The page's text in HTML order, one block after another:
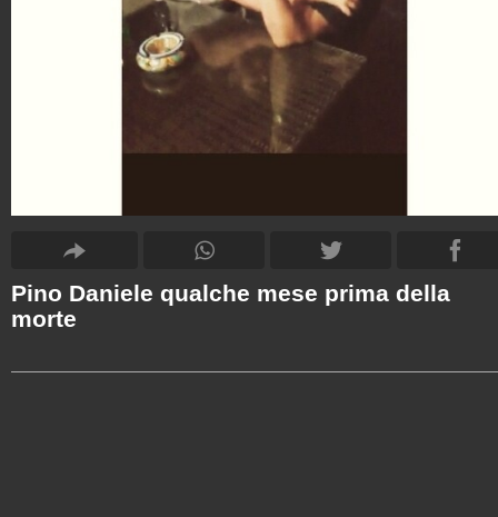
Pino Daniele qualche mese prima della
morte